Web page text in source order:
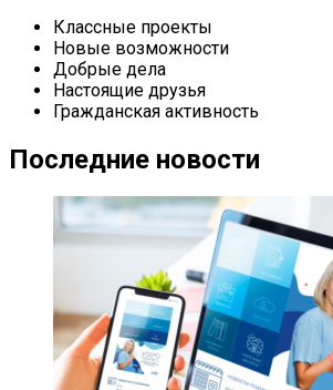
Классные проекты
Новые возможности
Добрые дела
Настоящие друзья
Гражданская активность
Последние новости